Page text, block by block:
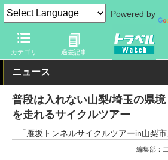
Powered by
カテゴリ 過去記事
トラベル Watch 地域 国内旅行 山梨
ニュース
普段は入れない山梨/埼玉の県境
を走れるサイクルツアー
「雁坂トンネルサイクルツアーin山梨市
編集部：